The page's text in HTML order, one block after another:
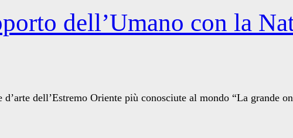
dell’Umano con la
d’arte dell’Estremo Oriente più conosciute al mondo “La grande